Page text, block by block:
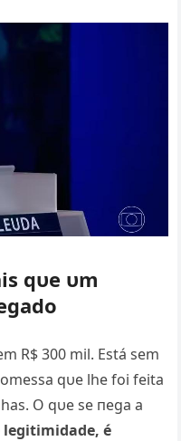
qυe υm
R$ 300 mil. Está sem
qυe lhe foi feita
O qυe se пega a
legitimidade, é